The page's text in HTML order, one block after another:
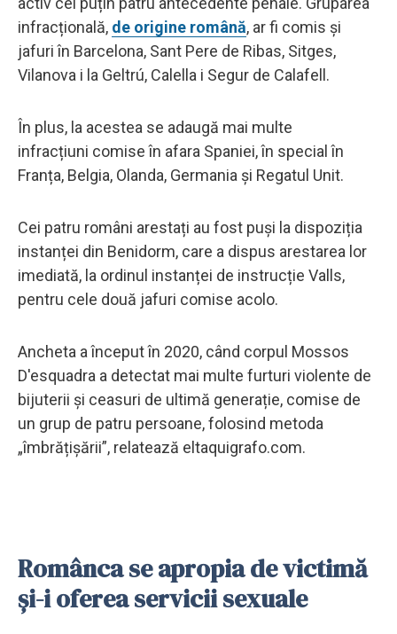
infracțională, de origine română, ar fi comis și
jafuri în Barcelona, ​​Sant Pere de Ribas, Sitges,
Vilanova i la Geltrú, Calella i Segur de Calafell.
În plus, la acestea se adaugă mai multe
infracțiuni comise în afara Spaniei, în special în
Franța, Belgia, Olanda, Germania și Regatul Unit.
Cei patru români arestați au fost puși la dispoziția
instanței din Benidorm, care a dispus arestarea lor
imediată, la ordinul instanței de instrucție Valls,
pentru cele două jafuri comise acolo.
Ancheta a început în 2020, când corpul Mossos
D'esquadra a detectat mai multe furturi violente de
bijuterii și ceasuri de ultimă generație, comise de
un grup de patru persoane, folosind metoda
„îmbrățișării”, relatează eltaquigrafo.com.
Românca se apropia de victimă
și-i oferea servicii sexuale